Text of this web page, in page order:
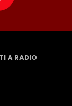
A RADIO